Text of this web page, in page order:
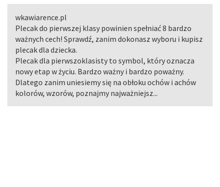
wkawiarence.pl
Plecak do pierwszej klasy powinien spełniać 8 bardzo
ważnych cech! Sprawdź, zanim dokonasz wyboru i kupisz
plecak dla dziecka.
Plecak dla pierwszoklasisty to symbol, który oznacza
nowy etap w życiu. Bardzo ważny i bardzo poważny.
Dlatego zanim uniesiemy się na obłoku ochów i achów
kolorów, wzorów, poznajmy najważniejsz...